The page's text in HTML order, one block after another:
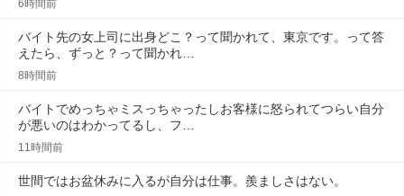
6時間前
バイト先の女上司に出身どこ？って聞かれて、東京です。って答
えたら、ずっと？って聞かれ…
8時間前
バイトでめっちゃミスっちゃったしお客様に怒られてつらい自分
が悪いのはわかってるし、フ…
11時間前
世間ではお盆休みに入るが自分は仕事。羨ましさはない。